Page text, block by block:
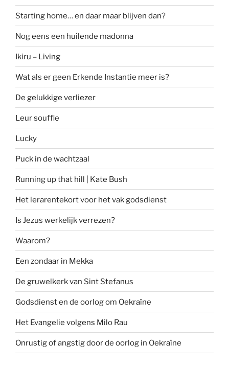
Starting home… en daar maar blijven dan?
Nog eens een huilende madonna
Ikiru – Living
Wat als er geen Erkende Instantie meer is?
De gelukkige verliezer
Leur souffle
Lucky
Puck in de wachtzaal
Running up that hill | Kate Bush
Het lerarentekort voor het vak godsdienst
Is Jezus werkelijk verrezen?
Waarom?
Een zondaar in Mekka
De gruwelkerk van Sint Stefanus
Godsdienst en de oorlog om Oekraïne
Het Evangelie volgens Milo Rau
Onrustig of angstig door de oorlog in Oekraïne